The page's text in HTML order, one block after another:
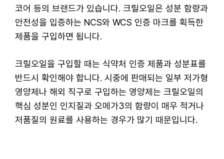
코어 등의 브랜드가 있습니다. 크릴오일은 성분 함량과
안전성을 입증하는 NCS와 WCS 인증 마크를 획득한
제품을 구입하면 됩니다.
크릴오일을 구입할 때는 식약처 인증 제품과 성분표를
반드시 확인해야 합니다. 시중에 판매되는 일부 저가형
영양제나 해외 직구로 구입하는 영양제는 크릴오일의
핵심 성분인 인지질과 오메가3의 함량이 매우 적거나
저품질의 원료를 사용하는 경우가 많기 때문입니다.